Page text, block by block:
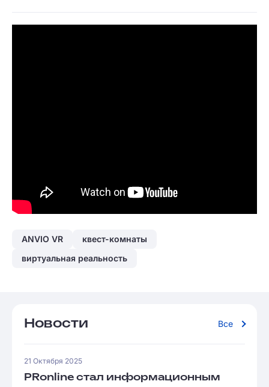
ANVIO VR
квест-комнаты
виртуальная реальность
Новости Все
21 Октября 2025
PRonline стал информационным